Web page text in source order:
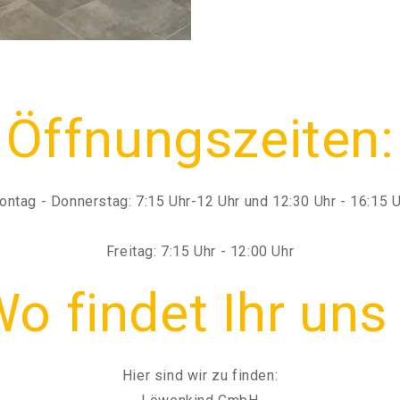
Öffnungszeiten:
- Donnerstag: 7:15 Uhr-12 Uhr und 12:30 Uhr - 16:15
Freitag: 7:15 Uhr - 12:00 Uhr
findet Ihr uns
Hier sind wir zu finden: